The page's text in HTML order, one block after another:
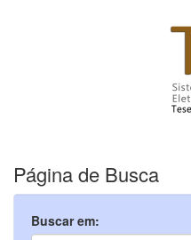
Página de Busca
Buscar em: